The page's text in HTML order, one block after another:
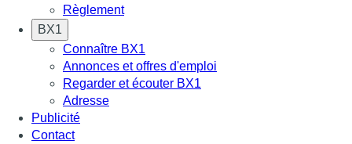
Règlement
BX1
Connaître BX1
Annonces et offres d'emploi
Regarder et écouter BX1
Adresse
Publicité
Contact